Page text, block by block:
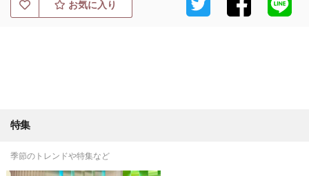
お気に入り
特集
季節のトレンドや特集など